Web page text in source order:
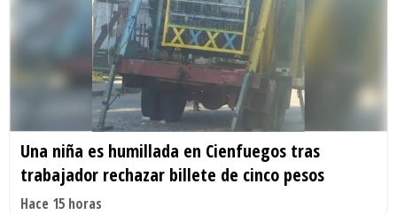
Una niña es humillada en Cienfuegos tras
trabajador rechazar billete de cinco pesos
Hace 15 horas